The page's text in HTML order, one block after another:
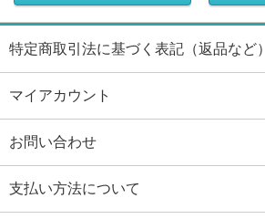
特定商取引法に基づく表記（返品など）
マイアカウント
お問い合わせ
支払い方法について